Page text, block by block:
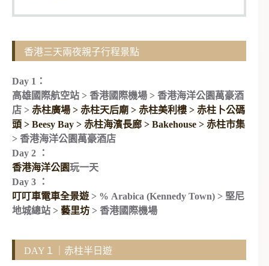
香港三天兩夜親子行程景點
Day 1：
高雄國際航空站 > 香港國際機場 > 香港海洋公園萬豪酒
店 > 赤柱廣場 > 赤柱天后廟 > 赤柱美利樓 > 赤柱卜公碼
頭 > Beesy Bay > 赤柱海濱長廊 > Bakehouse > 赤柱市集
> 香港海洋公園萬豪酒店
Day 2 ：
香港海洋公園玩一天
Day 3 ：
叮叮車電車全景遊 > % Arabica (Kennedy Town) > 堅尼
地城總站 > 藝里坊 > 香港國際機場
DAY１｜赤柱半日遊